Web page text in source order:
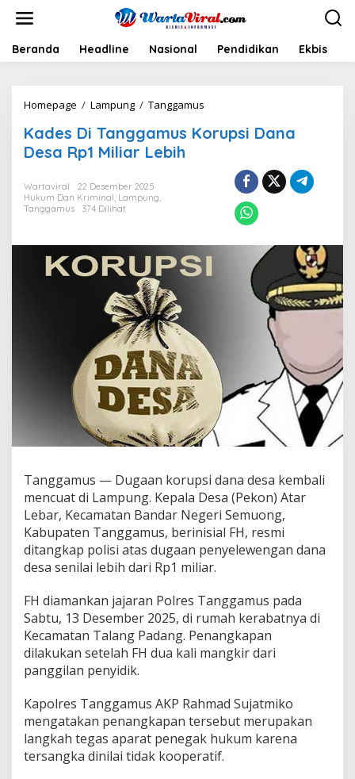
t
Beranda Headline Nasional Pendidikan Ekbis
Homepage / Lampung / Tanggamus
d
g
a
o
D
a
D
e
s
a
R
p
1
i
l
i
a
r
b
i
h
Kades Di Tanggamus Korupsi Dana
Desa Rp1 Miliar Lebih
Wartaviral
22 Desember 2025
Hukum Dan Kriminal, Lampung,
Tanggamus
374 Dilihat
Tanggamus — Dugaan korupsi dana desa kembali
mencuat di Lampung. Kepala Desa (Pekon) Atar
Lebar, Kecamatan Bandar Negeri Semuong,
Kabupaten Tanggamus, berinisial FH, resmi
ditangkap polisi atas dugaan penyelewengan dana
desa senilai lebih dari Rp1 miliar.
FH diamankan jajaran Polres Tanggamus pada
Sabtu, 13 Desember 2025, di rumah kerabatnya di
Kecamatan Talang Padang. Penangkapan
dilakukan setelah FH dua kali mangkir dari
panggilan penyidik.
Kapolres Tanggamus AKP Rahmad Sujatmiko
mengatakan penangkapan tersebut merupakan
langkah tegas aparat penegak hukum karena
tersangka dinilai tidak kooperatif.